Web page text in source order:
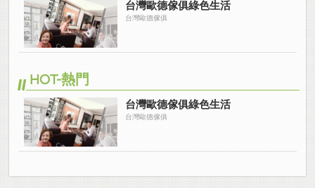
台灣歐德傢俱綠色生活
台灣歐德傢俱
HOT-熱門
台灣歐德傢俱綠色生活
台灣歐德傢俱